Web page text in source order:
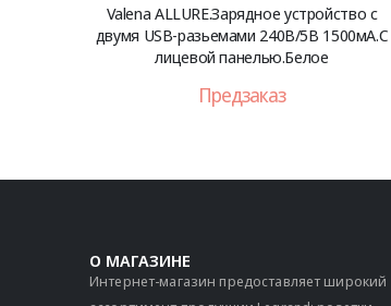
Valena ALLURE.Зарядное устройство с
двумя USB-разьемами 240В/5В 1500мА.С
лицевой панелью.Белое
Предзаказ
О МАГАЗИНЕ
Интернет-магазин предоставляет широкий